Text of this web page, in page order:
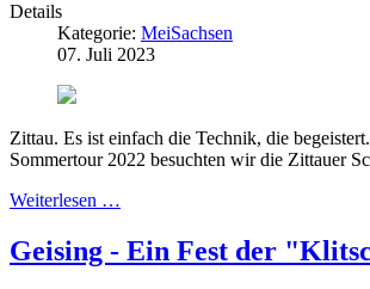
Details
Kategorie: MeiSachsen
07. Juli 2023
Zittau. Es ist einfach die Technik, die
Sommertour 2022 besuchten wir die Zittauer
Weiterlesen …
Geising - Ein Fest der